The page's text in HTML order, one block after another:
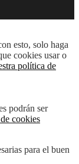
esto, solo haga
cookies usar o
política de
podrán ser
cookies
para el buen